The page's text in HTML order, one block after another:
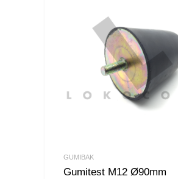
GUMIBAK
Gumitest M12 Ø90mm